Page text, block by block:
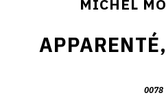
MICHEL
0078